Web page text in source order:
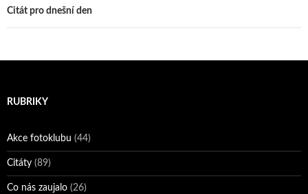
Citát pro dnešní den
RUBRIKY
Akce fotoklubu (44)
Citáty (89)
Co nás zaujalo (26)